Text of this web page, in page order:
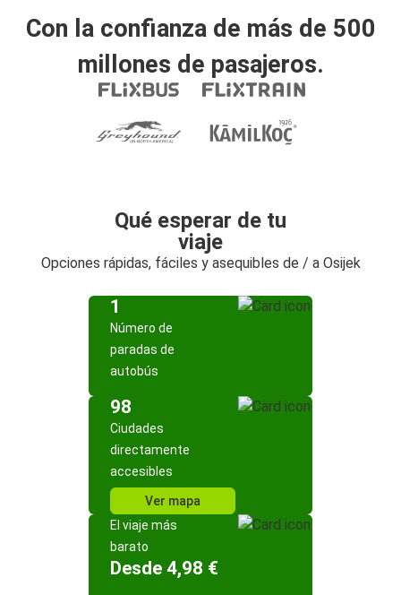
Con la confianza de más de 500
millones de pasajeros.
Qué esperar de tu
viaje
Opciones rápidas, fáciles y asequibles de / a Osijek
1
Número de
paradas de
autobús
98
Ciudades
directamente
accesibles
Ver mapa
El viaje más
barato
Desde 4,98 €